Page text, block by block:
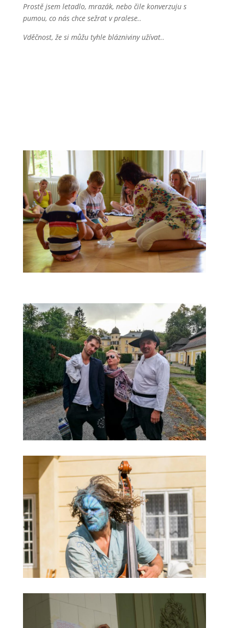
Prostě jsem letadlo, mrazák, nebo čile konverzuju s
pumou, co nás chce sežrat v pralese..
Vděčnost, že si můžu tyhle blázniviny užívat..